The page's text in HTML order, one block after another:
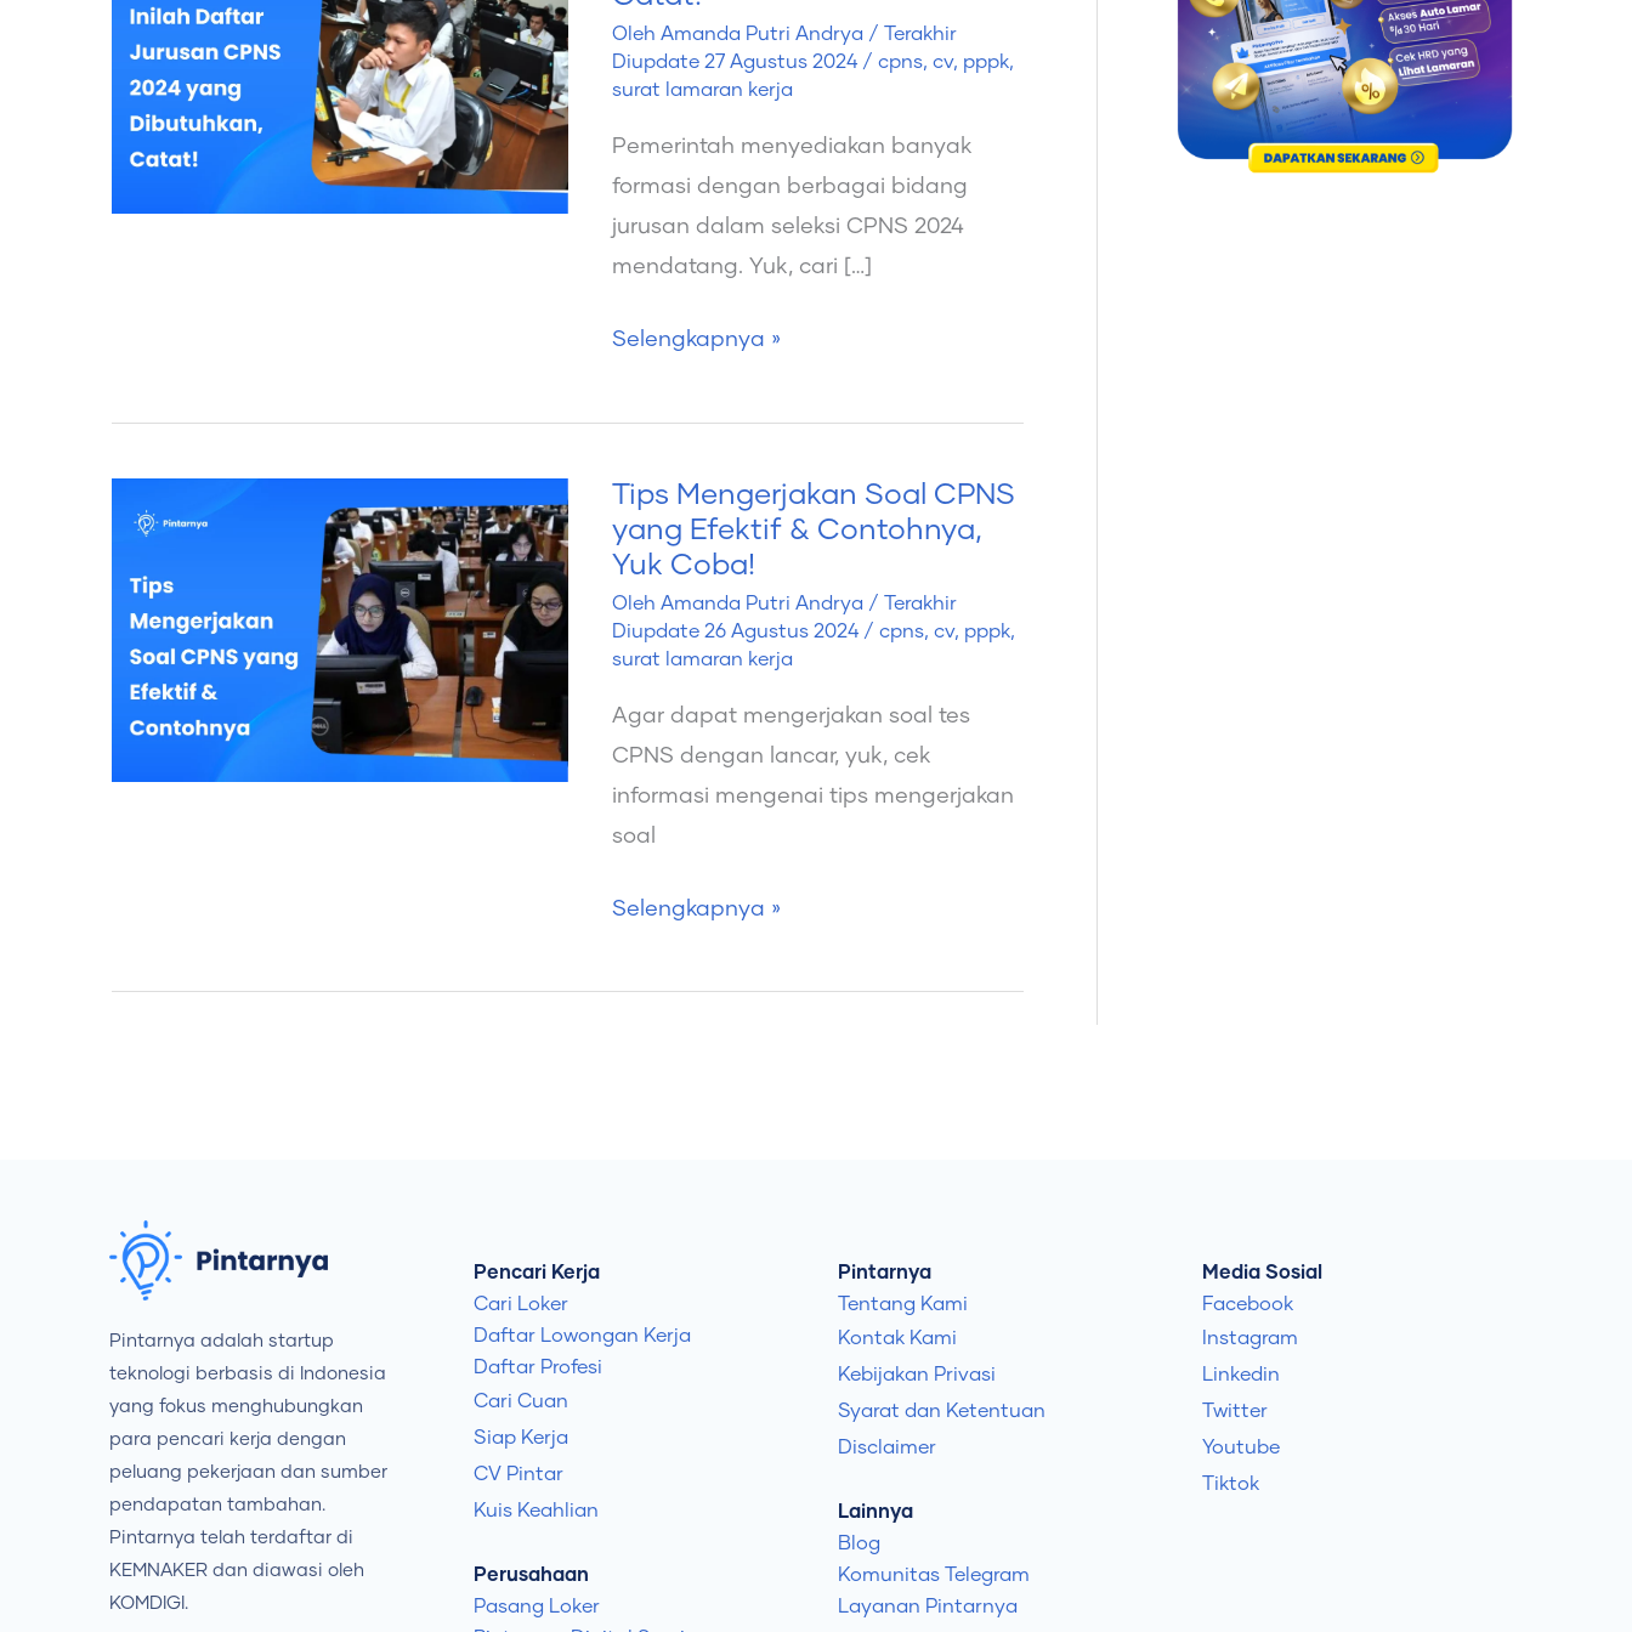
Oleh Amanda Putri Andrya / Terakhir
Diupdate27 Agustus 2024/ cpns, cv, pppk,
surat lamaran kerja
Pemerintah menyediakan banyak
formasi dengan berbagai bidang
jurusan dalam seleksi CPNS 2024
mendatang. Yuk, cari […]
Jurusan
2024
Selengkapnya »
Tips Mengerjakan Soal CPNS
yang Efektif & Contohnya,
Yuk Coba!
Oleh Amanda Putri Andrya / Terakhir
Diupdate26 Agustus 2024/ cpns, cv, pppk,
surat lamaran kerja
Agar dapat mengerjakan soal tes
CPNS dengan lancar, yuk, cek
informasi mengenai tips mengerjakan
soal
Tips
Mengerjakan
Soal
CPNS
yang
Selengkapnya »
Pintarnya adalah startup
teknologi berbasis di Indonesia
yang fokus menghubungkan
para pencari kerja dengan
peluang pekerjaan dan sumber
pendapatan tambahan.
Pintarnya telah terdaftar di
KEMNAKER dan diawasi oleh
KOMDIGI.
Pencari Kerja
Cari Loker
Daftar Lowongan Kerja
Daftar Profesi
Cari Cuan
Siap Kerja
CV Pintar
Kuis Keahlian
Perusahaan
Pasang Loker
Pintarnya
Tentang Kami
Kontak Kami
Kebijakan Privasi
Syarat dan Ketentuan
Disclaimer
Lainnya
Blog
Komunitas Telegram
Layanan Pintarnya
Media Sosial
Facebook
Instagram
Linkedin
Twitter
Youtube
Tiktok